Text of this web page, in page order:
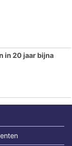
in 20 jaar bijna